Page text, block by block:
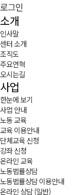
로그인
소개
인사말
센터 소개
조직도
주요연혁
오시는길
사업
한눈에 보기
사업 안내
노동 교육
교육 이용안내
단체교육 신청
강좌 신청
온라인 교육
노동법률상담
노동법률상담 이용안내
온라인 상담 (일반)